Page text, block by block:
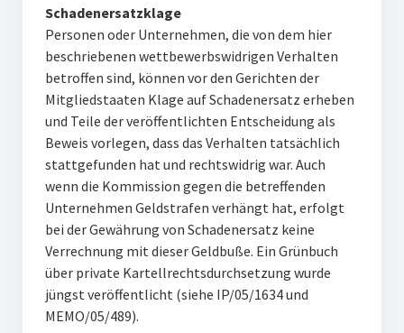
Schadenersatzklage
Personen oder Unternehmen, die von dem hier
beschriebenen wettbewerbswidrigen Verhalten
betroffen sind, können vor den Gerichten der
Mitgliedstaaten Klage auf Schadenersatz erheben
und Teile der veröffentlichten Entscheidung als
Beweis vorlegen, dass das Verhalten tatsächlich
stattgefunden hat und rechtswidrig war. Auch
wenn die Kommission gegen die betreffenden
Unternehmen Geldstrafen verhängt hat, erfolgt
bei der Gewährung von Schadenersatz keine
Verrechnung mit dieser Geldbuße. Ein Grünbuch
über private Kartellrechtsdurchsetzung wurde
jüngst veröffentlicht (siehe IP/05/1634 und
MEMO/05/489).